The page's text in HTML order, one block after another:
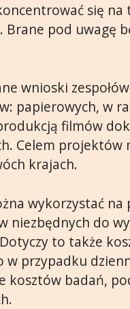
się na
Brane pod uwagę
wnioski
papierowych, w
filmów
Celem projektów
krajach.
wykorzystać
niezbędnych do
to także
w przypadku
kosztów badań,